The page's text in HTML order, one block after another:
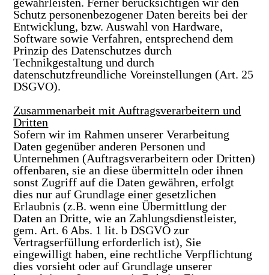
Schutz personenbezogener Daten bereits bei der
Entwicklung, bzw. Auswahl von Hardware,
Software sowie Verfahren, entsprechend dem
Prinzip des Datenschutzes durch
Technikgestaltung und durch
datenschutzfreundliche Voreinstellungen (Art. 25
DSGVO).
Zusammenarbeit mit Auftragsverarbeitern und
Dritten
Sofern wir im Rahmen unserer Verarbeitung
Daten gegenüber anderen Personen und
Unternehmen (Auftragsverarbeitern oder Dritten)
offenbaren, sie an diese übermitteln oder ihnen
sonst Zugriff auf die Daten gewähren, erfolgt
dies nur auf Grundlage einer gesetzlichen
Erlaubnis (z.B. wenn eine Übermittlung der
Daten an Dritte, wie an Zahlungsdienstleister,
gem. Art. 6 Abs. 1 lit. b DSGVO zur
Vertragserfüllung erforderlich ist), Sie
eingewilligt haben, eine rechtliche Verpflichtung
dies vorsieht oder auf Grundlage unserer